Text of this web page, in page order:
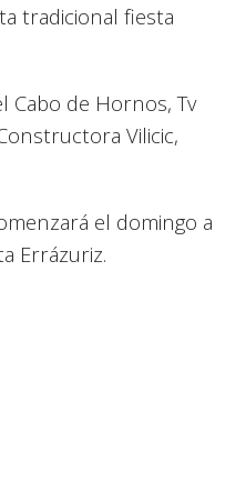
tradicional fiesta
Cabo de Hornos, Tv
Vilicic,
el domingo a
Errázuriz.